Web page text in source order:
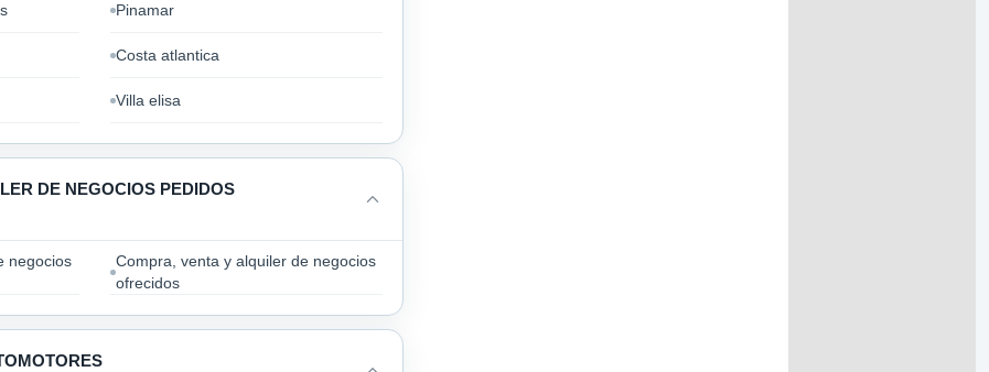
Pinamar
Costa atlantica
Villa elisa
DE NEGOCIOS PEDIDOS
negocios
Compra, venta y alquiler de negocios
ofrecidos